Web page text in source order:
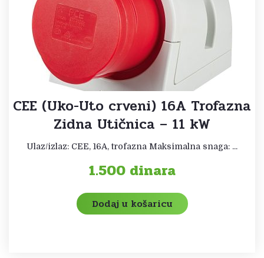
CEE (Uko-Uto crveni) 16A Trofazna
Zidna Utičnica – 11 kW
Ulaz/izlaz: CEE, 16A, trofazna Maksimalna snaga: ...
1.500 dinara
Dodaj u košaricu